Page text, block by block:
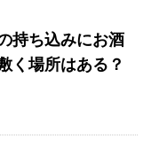
持ち込みにお酒
く場所はある？